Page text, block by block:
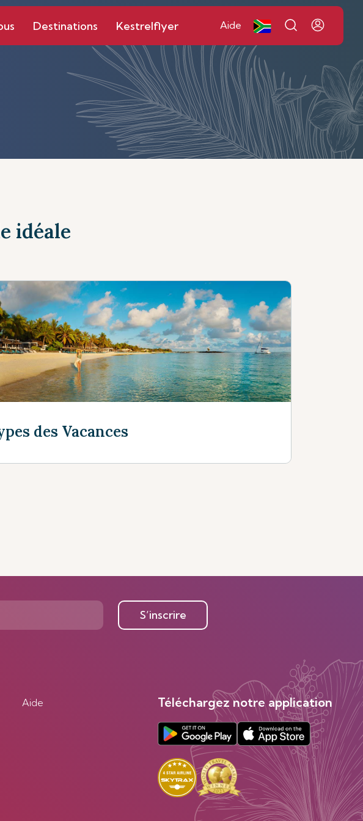
Destinations Kestrelflyer Aide
idéale
des Vacances
S’inscrire
Aide Téléchargez notre application